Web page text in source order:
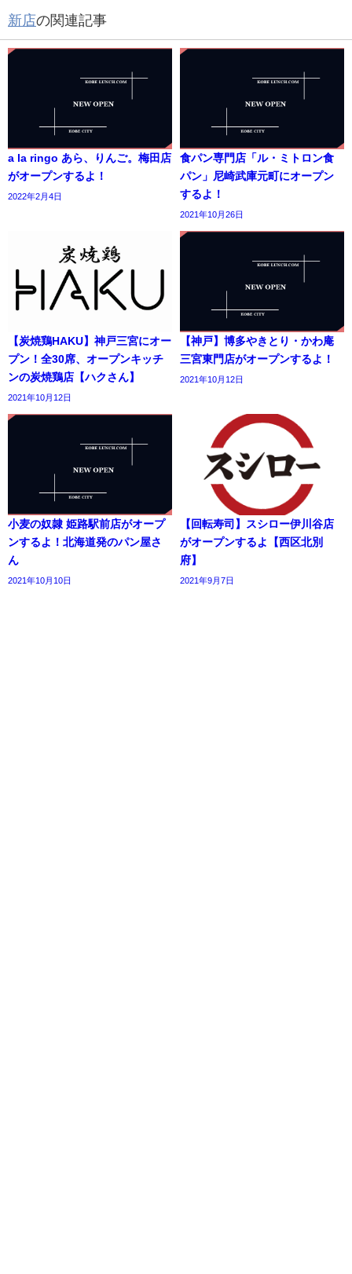
新店の関連記事
a la ringo あら、りんご。梅田店
がオープンするよ！
2022年2月4日
食パン専門店「ル・ミトロン食
パン」尼崎武庫元町にオープン
するよ！
2021年10月26日
【炭焼鶏HAKU】神戸三宮にオー
プン！全30席、オープンキッチ
ンの炭焼鶏店【ハクさん】
2021年10月12日
【神戸】博多やきとり・かわ庵
三宮東門店がオープンするよ！
2021年10月12日
小麦の奴隷 姫路駅前店がオープ
ンするよ！北海道発のパン屋さ
ん
2021年10月10日
【回転寿司】スシロー伊川谷店
がオープンするよ【西区北別
府】
2021年9月7日